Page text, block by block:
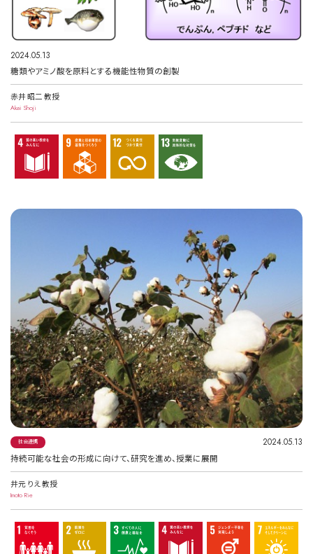
2024.05.13
糖類やアミノ酸を原料とする機能性物質の創製
赤井 昭二 教授
Akai Shoji
社会連携 2024.05.13
持続可能な社会の形成に向けて、研究を進め、授業に展開
井元 りえ 教授
Imoto Rie